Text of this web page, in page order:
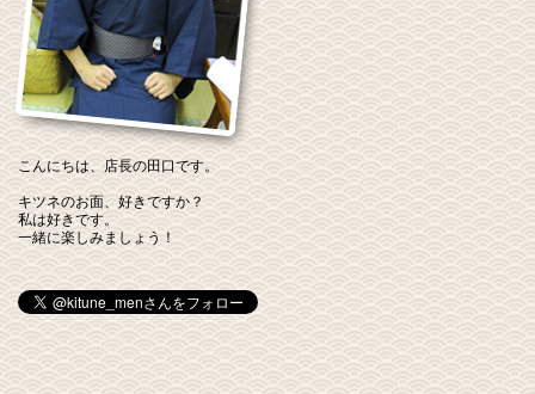
こんにちは、店長の田口です。
キツネのお面、好きですか？
私は好きです。
一緒に楽しみましょう！